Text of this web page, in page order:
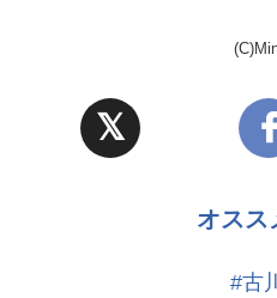
オスス
#古